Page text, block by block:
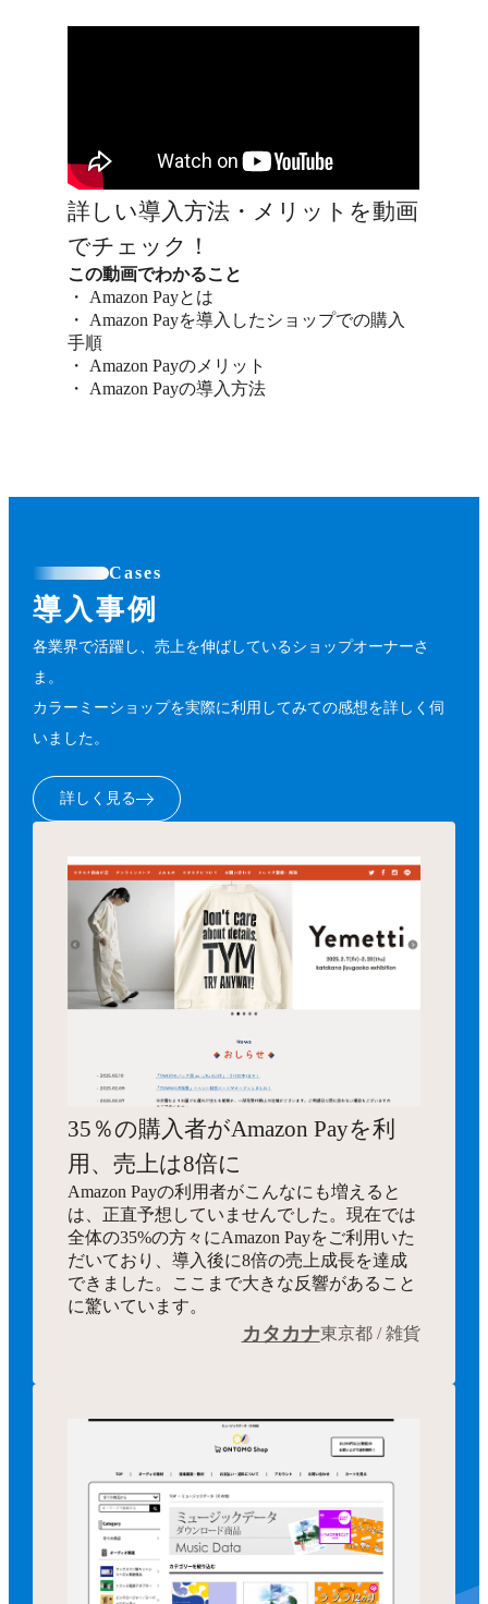
詳しい導入方法・メリットを動画
でチェック！
この動画でわかること
・ Amazon Payとは
・ Amazon Payを導入したショップでの購入
手順
・ Amazon Payのメリット
・ Amazon Payの導入方法
Cases
導入事例
各業界で活躍し、売上を伸ばしているショップオーナーさ
ま。
カラーミーショップを実際に利用してみての感想を詳しく伺
いました。
詳しく見る
35％の購入者がAmazon Payを利
用、売上は8倍に
Amazon Payの利用者がこんなにも増えると
は、正直予想していませんでした。現在では
全体の35%の方々にAmazon Payをご利用いた
だいており、導入後に8倍の売上成長を達成
できました。ここまで大きな反響があること
に驚いています。
カタカナ東京都 / 雑貨